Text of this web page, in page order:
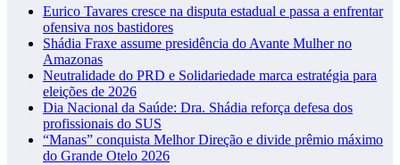
Eurico Tavares cresce na disputa estadual e passa a enfrentar
ofensiva nos bastidores
Shádia Fraxe assume presidência do Avante Mulher no
Amazonas
Neutralidade do PRD e Solidariedade marca estratégia para
eleições de 2026
Dia Nacional da Saúde: Dra. Shádia reforça defesa dos
profissionais do SUS
“Manas” conquista Melhor Direção e divide prêmio máximo
do Grande Otelo 2026